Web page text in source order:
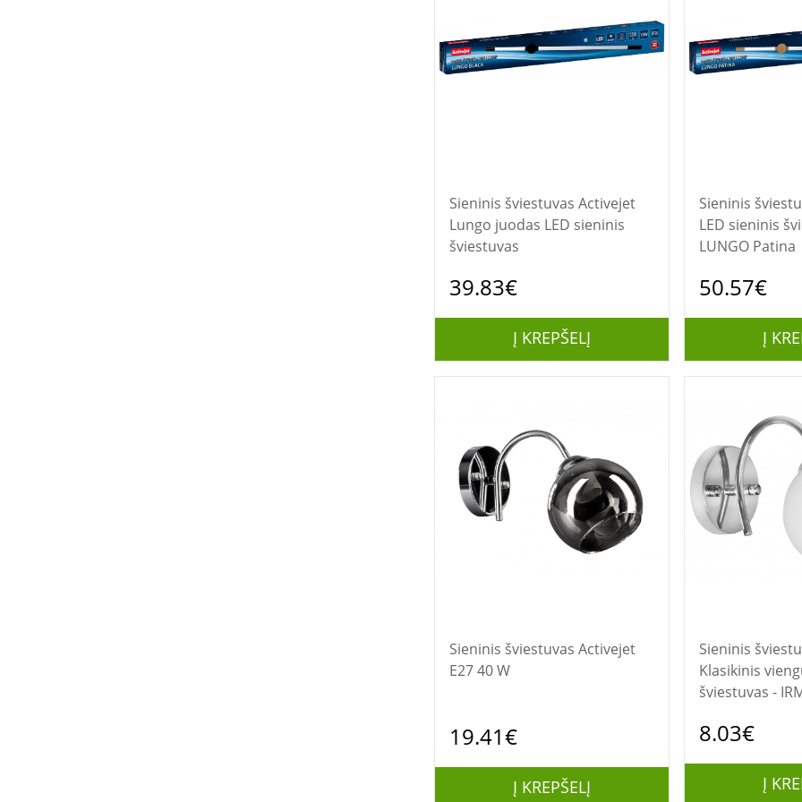
Sieninis šviestuvas Activejet
Lungo juodas LED sieninis
šviestuvas
39.83€
Į KREPŠELĮ
Sieninis šviestuvas
LED sieninis
LUNGO Patina
50.57€
Į
Sieninis šviestuvas Activejet
E27 40 W
19.41€
Į KREPŠELĮ
Sieninis šviestuvas
Klasikinis
šviestuvas -
8.03€
Į